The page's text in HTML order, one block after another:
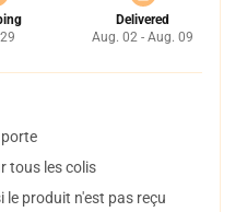
Delivered
Aug. 02 - Aug. 09
tous les colis
le produit n'est pas reçu